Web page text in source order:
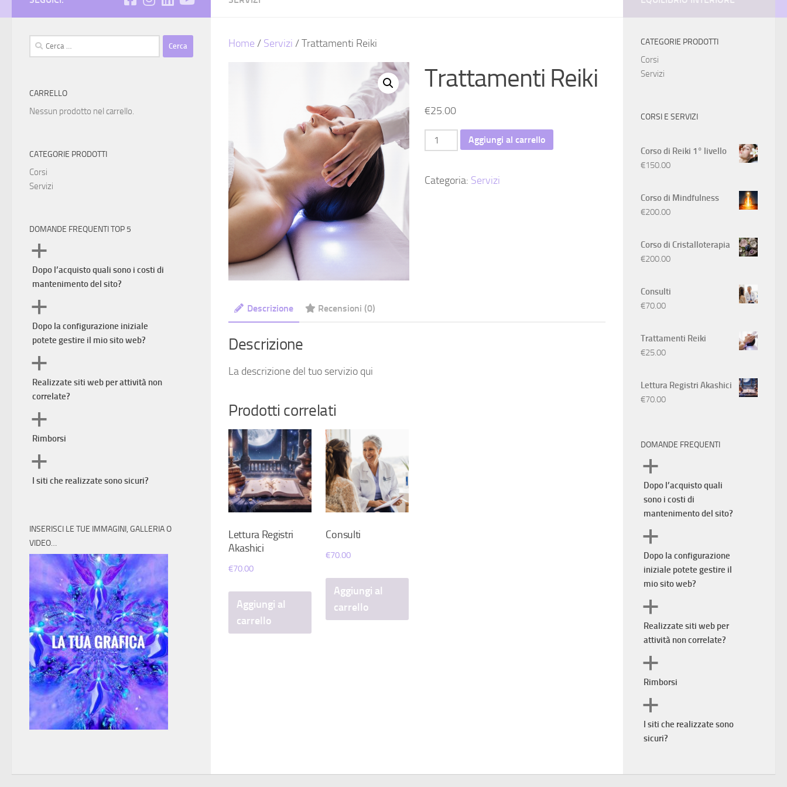
Home / Servizi / Trattamenti Reiki
Trattamenti Reiki
€25.00
Trattamenti
Reiki
Aggiungi al carrello
Categoria: Servizi
Descrizione Recensioni (0)
Descrizione
La descrizione del tuo servizio qui
Prodotti correlati
Lettura Registri
Akashici
€70.00
Aggiungi al
carrello
Consulti
€70.00
Aggiungi al
carrello
Ricerca
per:
CARRELLO
Nessun prodotto nel carrello.
CATEGORIE PRODOTTI
Corsi
Servizi
DOMANDE FREQUENTI TOP 5
a
Dopo l’acquisto quali sono i costi di
mantenimento del sito?
a
Dopo la configurazione iniziale
potete gestire il mio sito web?
a
Realizzate siti web per attività non
correlate?
a
Rimborsi
a
I siti che realizzate sono sicuri?
INSERISCI LE TUE IMMAGINI, GALLERIA O
VIDEO…
CATEGORIE PRODOTTI
Corsi
Servizi
CORSI E SERVIZI
Corso di Reiki 1° livello
€150.00
Corso di Mindfulness
€200.00
Corso di Cristalloterapia
€200.00
Consulti
€70.00
Trattamenti Reiki
€25.00
Lettura Registri Akashici
€70.00
DOMANDE FREQUENTI
a
Dopo l’acquisto quali
sono i costi di
mantenimento del sito?
a
Dopo la configurazione
iniziale potete gestire il
mio sito web?
a
Realizzate siti web per
attività non correlate?
a
Rimborsi
a
I siti che realizzate sono
sicuri?